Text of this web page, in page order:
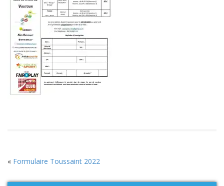
« Formulaire Toussaint 2022